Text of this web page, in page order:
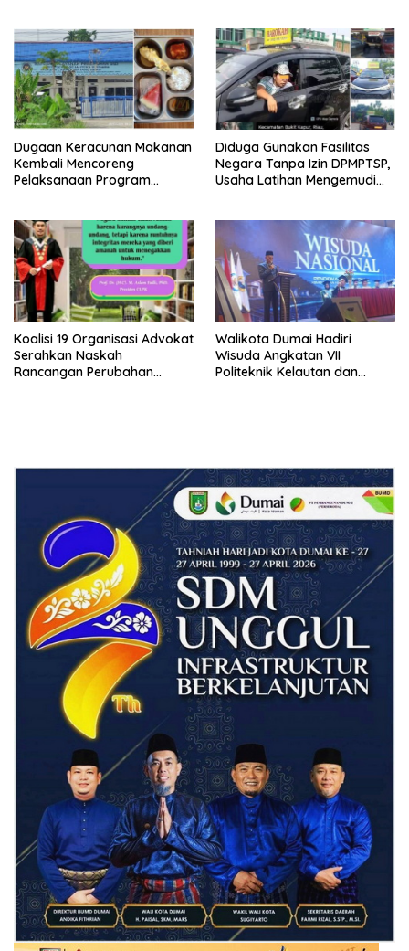
Berkompromi terhadap
Penegakan Hukum
Dugaan Keracunan Makanan
Kembali Mencoreng
Pelaksanaan Program
Bersama Kota Dumai
Diduga Gunakan Fasilitas
Negara Tanpa Izin DPMPTSP,
Usaha Latihan Mengemudi
Koalisi 19 Organisasi Advokat
Serahkan Naskah
Rancangan Perubahan
Walikota Dumai Hadiri
Wisuda Angkatan VII
Politeknik Kelautan dan